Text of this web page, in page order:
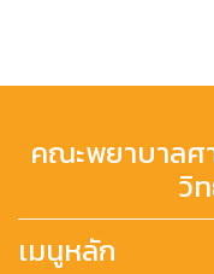
คณะพยาบาล
วิ
เมนูหลัก